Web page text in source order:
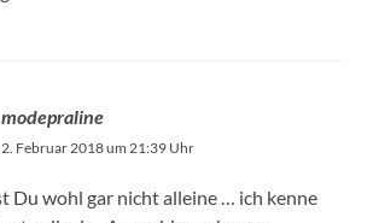
modepraline
2. Februar 2018 um 21:39 Uhr
Du wohl gar nicht alleine … ich kenne